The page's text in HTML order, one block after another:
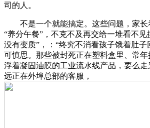
司的人。
不是一个就能搞定。这些问题，家长
“养分午餐”，不克不及再交给一堆看不
没有变质”，：“终究不消看孩子饿着肚子
可慎思。那些被封死正在塑料盒里、常
浮着凝固油膜的工业流水线产品，要么
远正在外埠总部的客服，